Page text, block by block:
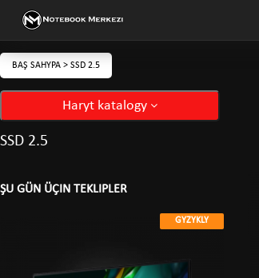
BAŞ SAHYPA > SSD 2.5
Haryt katalogy
SSD 2.5
ŞU GÜN ÜÇIN TEKLIPLER
GYZYKLY